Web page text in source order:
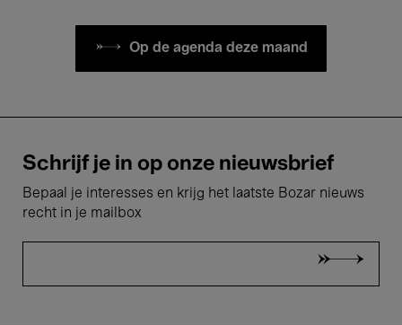
Op de agenda deze maand
Schrijf je in op onze nieuwsbrief
Bepaal je interesses en krijg het laatste Bozar nieuws
recht in je mailbox